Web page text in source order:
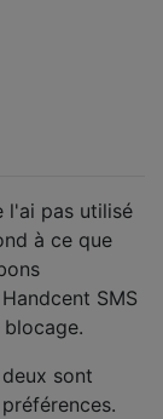
l'ai pas utilisé
à ce que
SMS
sont